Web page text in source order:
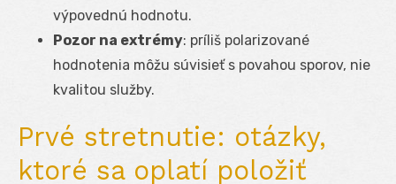
výpovednú hodnotu.
Pozor na extrémy: príliš polarizované
hodnotenia môžu súvisieť s povahou sporov, nie
kvalitou služby.
Prvé stretnutie: otázky,
ktoré sa oplatí položiť